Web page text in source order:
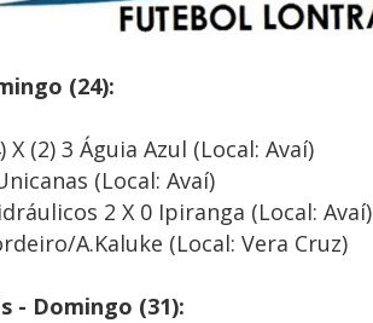
(24):
(2) 3 Águia Azul (Local: Avaí)
(Local: Avaí)
2 X 0 Ipiranga (Local: Avaí)
A.Kaluke (Local: Vera Cruz)
- Domingo (31):